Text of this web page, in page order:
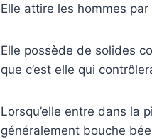
Elle attire les hommes
Elle possède de solides
que c’est elle qui
Lorsqu’elle entre dans la
généralement bouche